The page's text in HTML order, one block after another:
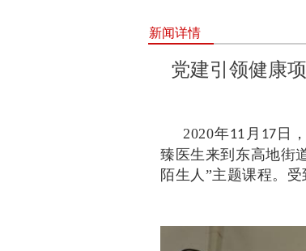
新闻详情
党建引领健康
2020年11 月 17 日
臻医生来到东高地街
陌生人”主题课程。受